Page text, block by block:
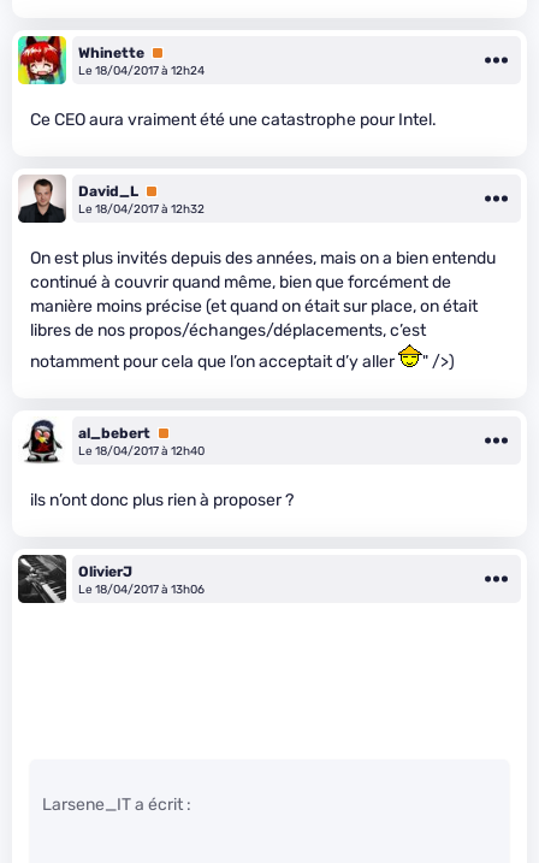
Whinette Premium
Le 18/04/2017 à 12h24
Ce CEO aura vraiment été une catastrophe pour Intel.
David_L Premium
Le 18/04/2017 à 12h32
On est plus invités depuis des années, mais on a bien entendu
continué à couvrir quand même, bien que forcément de
manière moins précise (et quand on était sur place, on était
libres de nos propos/échanges/déplacements, c’est
notamment pour cela que l’on acceptait d’y aller
" />)
al_bebert Premium
Le 18/04/2017 à 12h40
ils n’ont donc plus rien à proposer ?
OlivierJ
Le 18/04/2017 à 13h06
Larsene_IT a écrit :